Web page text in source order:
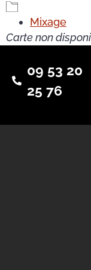
Mixage
Carte non
09 53 20
25 76